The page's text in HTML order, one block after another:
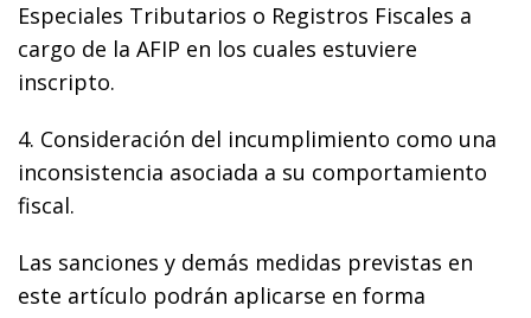
Especiales Tributarios o Registros Fiscales a
cargo de la AFIP en los cuales estuviere
inscripto.
4. Consideración del incumplimiento como una
inconsistencia asociada a su comportamiento
fiscal.
Las sanciones y demás medidas previstas en
este artículo podrán aplicarse en forma